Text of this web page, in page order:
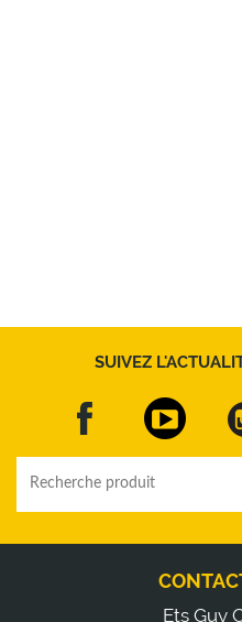
SUIVEZ
Ets Guy